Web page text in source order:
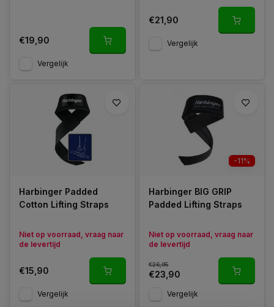
€19,90
Vergelijk
€21,90
Vergelijk
Harbinger Padded
Cotton Lifting Straps
Niet op voorraad, vraag naar
de levertijd
€15,90
Vergelijk
-11%
Harbinger BIG GRIP
Padded Lifting Straps
Niet op voorraad, vraag naar
de levertijd
€26,95
€23,90
Vergelijk